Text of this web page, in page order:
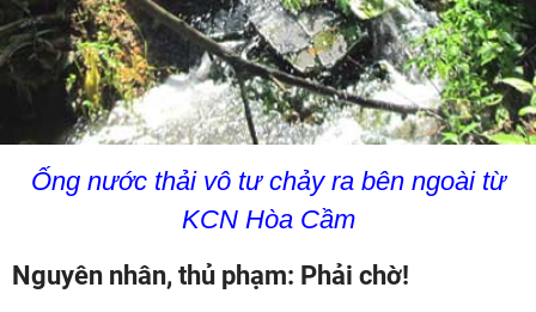
Ống nước thải vô tư chảy ra bên ngoài từ
KCN Hòa Cầm
Nguyên nhân, thủ phạm: Phải chờ!